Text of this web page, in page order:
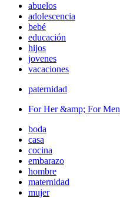
abuelos
adolescencia
bebé
educación
hijos
jovenes
vacaciones
paternidad
For Her &amp; For Men
boda
casa
cocina
embarazo
hombre
maternidad
mujer